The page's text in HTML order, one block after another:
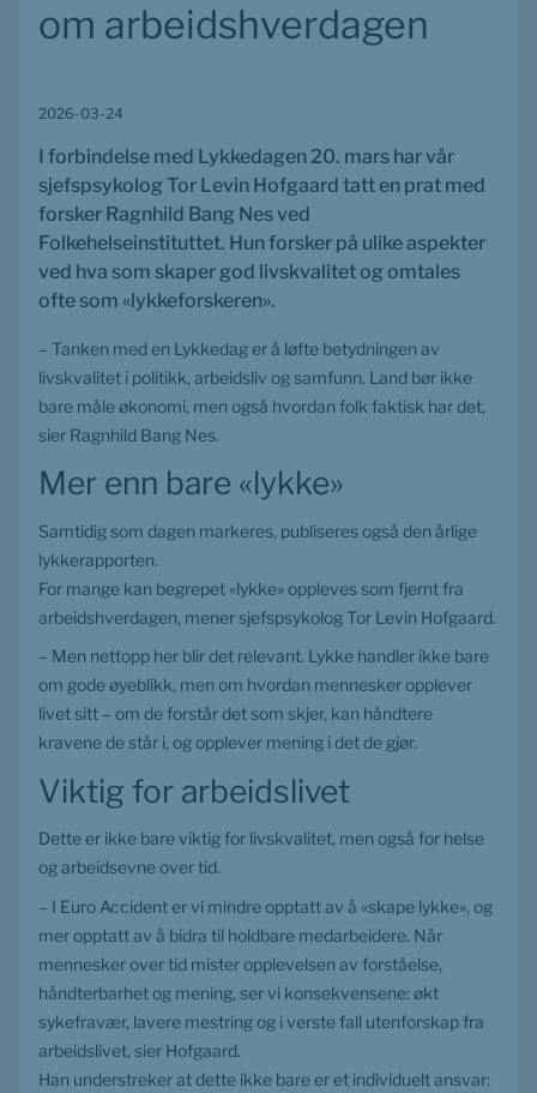
om arbeidshverdagen
2026-03-24
I forbindelse med Lykkedagen 20. mars har vår
sjefspsykolog Tor Levin Hofgaard tatt en prat med
forsker Ragnhild Bang Nes ved
Folkehelseinstituttet. Hun forsker på ulike aspekter
ved hva som skaper god livskvalitet og omtales
ofte som «lykkeforskeren».
– Tanken med en Lykkedag er å løfte betydningen av
livskvalitet i politikk, arbeidsliv og samfunn. Land bør ikke
bare måle økonomi, men også hvordan folk faktisk har det,
sier Ragnhild Bang Nes.
Mer enn bare «lykke»
Samtidig som dagen markeres, publiseres også den årlige
lykkerapporten.
For mange kan begrepet «lykke» oppleves som fjernt fra
arbeidshverdagen, mener sjefspsykolog Tor Levin Hofgaard.
– Men nettopp her blir det relevant. Lykke handler ikke bare
om gode øyeblikk, men om hvordan mennesker opplever
livet sitt – om de forstår det som skjer, kan håndtere
kravene de står i, og opplever mening i det de gjør.
Viktig for arbeidslivet
Dette er ikke bare viktig for livskvalitet, men også for helse
og arbeidsevne over tid.
– I Euro Accident er vi mindre opptatt av å «skape lykke», og
mer opptatt av å bidra til holdbare medarbeidere. Når
mennesker over tid mister opplevelsen av forståelse,
håndterbarhet og mening, ser vi konsekvensene: økt
sykefravær, lavere mestring og i verste fall utenforskap fra
arbeidslivet, sier Hofgaard.
Han understreker at dette ikke bare er et individuelt ansvar: